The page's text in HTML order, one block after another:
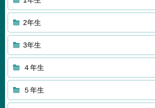
2年生
3年生
４年生
５年生